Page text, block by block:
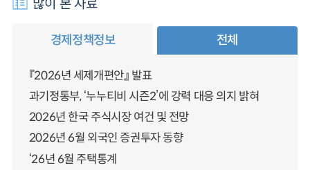
경제정책정보 전체
『2026년 세제개편안』 발표
과기정통부, ‘누누티비 시즌2’에 강력 대응 의지 밝혀
2026년 한국 주식시장 여건 및 전망
2026년 6월 외국인 증권투자 동향
‘26년 6월 주택통계